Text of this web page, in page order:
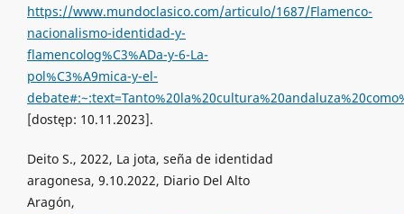
https://www.mundoclasico.com/articulo/1687/Flamenco-
nacionalismo-identidad-y-
flamencolog%C3%ADa-y-6-La-
pol%C3%A9mica-y-el-
[dostęp: 10.11.2023].
Deito S., 2022, La jota, seña de identidad
aragonesa, 9.10.2022, Diario Del Alto
Aragón,